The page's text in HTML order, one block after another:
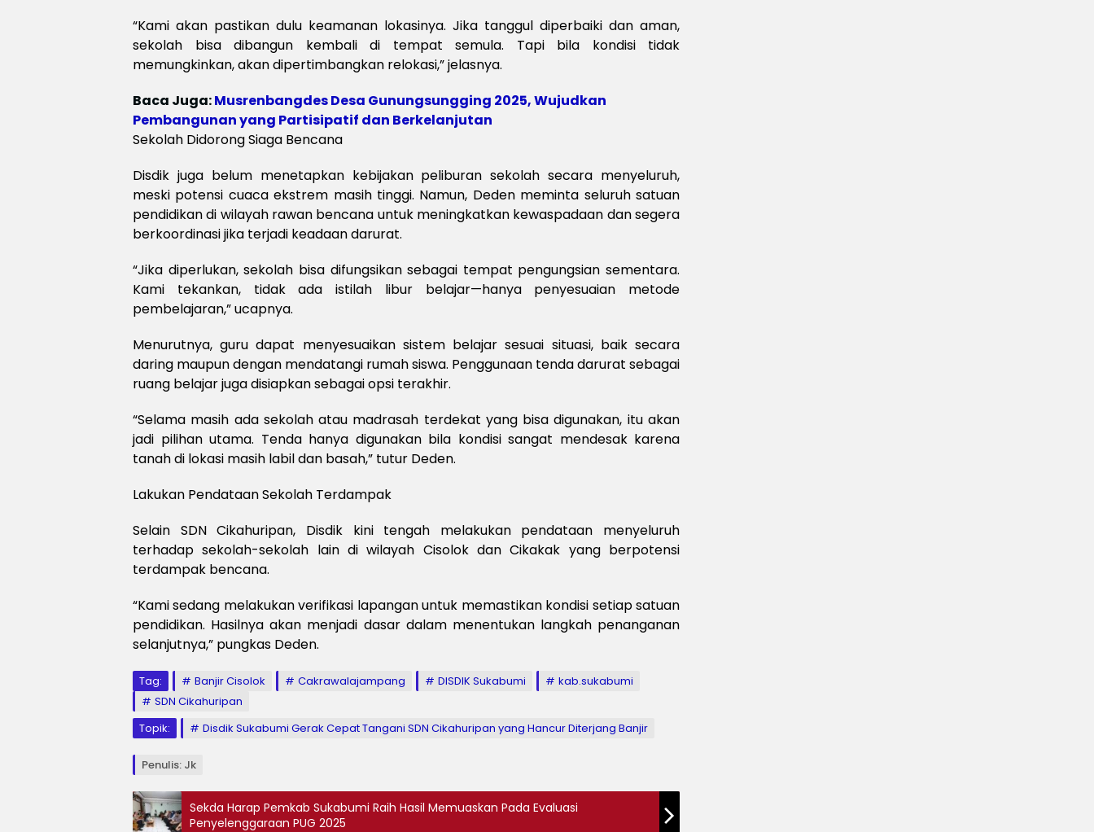
“Kami akan pastikan dulu keamanan lokasinya. Jika tanggul diperbaiki dan aman,
sekolah bisa dibangun kembali di tempat semula. Tapi bila kondisi tidak
memungkinkan, akan dipertimbangkan relokasi,” jelasnya.
Baca Juga:Musrenbangdes Desa Gunungsungging 2025, Wujudkan
Pembangunan yang Partisipatif dan Berkelanjutan
Sekolah Didorong Siaga Bencana
Disdik juga belum menetapkan kebijakan peliburan sekolah secara menyeluruh,
meski potensi cuaca ekstrem masih tinggi. Namun, Deden meminta seluruh satuan
pendidikan di wilayah rawan bencana untuk meningkatkan kewaspadaan dan segera
berkoordinasi jika terjadi keadaan darurat.
“Jika diperlukan, sekolah bisa difungsikan sebagai tempat pengungsian sementara.
Kami tekankan, tidak ada istilah libur belajar—hanya penyesuaian metode
pembelajaran,” ucapnya.
Menurutnya, guru dapat menyesuaikan sistem belajar sesuai situasi, baik secara
daring maupun dengan mendatangi rumah siswa. Penggunaan tenda darurat sebagai
ruang belajar juga disiapkan sebagai opsi terakhir.
“Selama masih ada sekolah atau madrasah terdekat yang bisa digunakan, itu akan
jadi pilihan utama. Tenda hanya digunakan bila kondisi sangat mendesak karena
tanah di lokasi masih labil dan basah,” tutur Deden.
Lakukan Pendataan Sekolah Terdampak
Selain SDN Cikahuripan, Disdik kini tengah melakukan pendataan menyeluruh
terhadap sekolah-sekolah lain di wilayah Cisolok dan Cikakak yang berpotensi
terdampak bencana.
“Kami sedang melakukan verifikasi lapangan untuk memastikan kondisi setiap satuan
pendidikan. Hasilnya akan menjadi dasar dalam menentukan langkah penanganan
selanjutnya,” pungkas Deden.
Tag: Banjir Cisolok Cakrawalajampang DISDIK Sukabumi
kab.sukabumi
SDN Cikahuripan
Topik:
Disdik Sukabumi Gerak Cepat Tangani SDN Cikahuripan yang Hancur Diterjang Banjir
Penulis: Jk
Sekda Harap Pemkab Sukabumi Raih Hasil Memuaskan Pada Evaluasi
Penyelenggaraan PUG 2025